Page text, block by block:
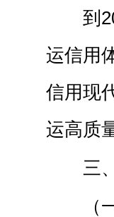
到
运信用
信用现
运高质
三